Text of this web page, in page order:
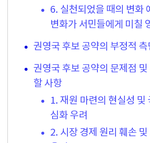
6. 실천되었을 때의 변화
변화가 서민들에게 미칠
권영국 후보 공약의 부정적 측
권영국 후보 공약의 문제점
할 사항
1. 재원 마련의 현실성 및
심화 우려
2. 시장 경제 원리 훼손